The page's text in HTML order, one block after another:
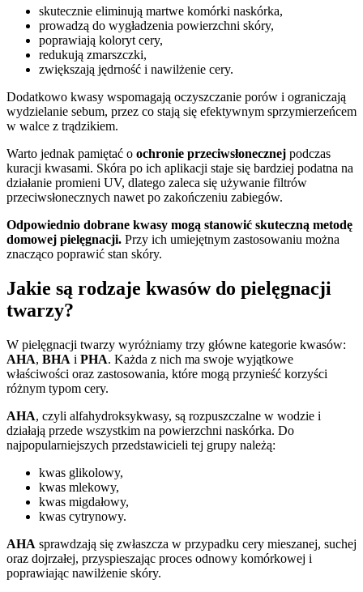
skutecznie eliminują martwe komórki naskórka,
prowadzą do wygładzenia powierzchni skóry,
poprawiają koloryt cery,
redukują zmarszczki,
zwiększają jędrność i nawilżenie cery.
Dodatkowo kwasy wspomagają oczyszczanie porów i ograniczają
wydzielanie sebum, przez co stają się efektywnym sprzymierzeńcem
w walce z trądzikiem.
Warto jednak pamiętać o ochronie przeciwsłonecznej podczas
kuracji kwasami. Skóra po ich aplikacji staje się bardziej podatna na
działanie promieni UV, dlatego zaleca się używanie filtrów
przeciwsłonecznych nawet po zakończeniu zabiegów.
Odpowiednio dobrane kwasy mogą stanowić skuteczną metodę
domowej pielęgnacji. Przy ich umiejętnym zastosowaniu można
znacząco poprawić stan skóry.
Jakie są rodzaje kwasów do pielęgnacji
twarzy?
W pielęgnacji twarzy wyróżniamy trzy główne kategorie kwasów:
AHA, BHA i PHA. Każda z nich ma swoje wyjątkowe
właściwości oraz zastosowania, które mogą przynieść korzyści
różnym typom cery.
AHA, czyli alfahydroksykwasy, są rozpuszczalne w wodzie i
działają przede wszystkim na powierzchni naskórka. Do
najpopularniejszych przedstawicieli tej grupy należą:
kwas glikolowy,
kwas mlekowy,
kwas migdałowy,
kwas cytrynowy.
AHA sprawdzają się zwłaszcza w przypadku cery mieszanej, suchej
oraz dojrzałej, przyspieszając proces odnowy komórkowej i
poprawiając nawilżenie skóry.